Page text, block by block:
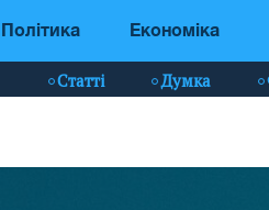
Політика Економіка
Статті Думка